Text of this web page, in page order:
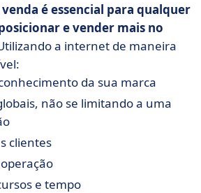
é essencial para qualquer
e vender mais no
a internet de maneira
da sua marca
não se limitando a uma
clientes
e tempo